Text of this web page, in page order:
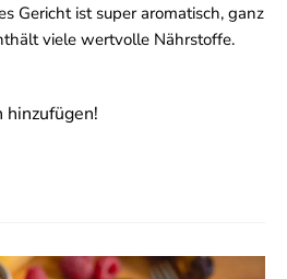
Gericht ist super aromatisch, ganz
viele wertvolle Nährstoffe.
hinzufügen!